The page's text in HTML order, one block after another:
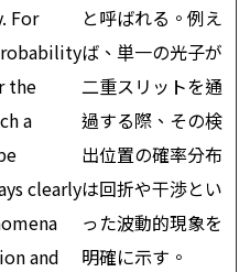
For
the
a
clearly
and
と呼ばれる。例え
ば、単一の光子が
二重スリットを通
過する際、その検
出位置の確率分布
は回折や干渉とい
った波動的現象を
明確に示す。